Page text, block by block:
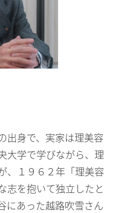
出身で、実家は理美容
大学で学びながら、理
、１９６２年「理美容
志を抱いて独立したと
にあった越路吹雪さん